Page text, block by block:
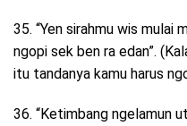
35. “Yen sirahmu wis mulai
ngopi sek ben ra edan”.
itu tandanya kamu harus
36. “Ketimbang ngelamun